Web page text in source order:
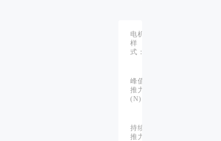
电机
样
式：
峰值
推力
(N)：
持续
推力